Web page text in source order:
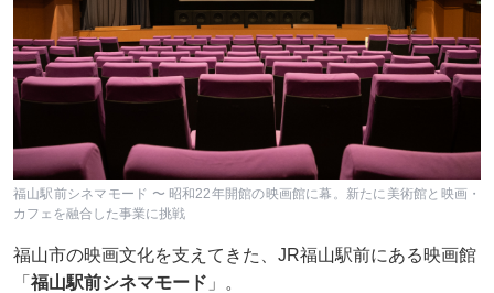
福山駅前シネマモード 〜 昭和22年開館の映画館に幕。新たに美術館と映画・
カフェを融合した事業に挑戦
福山市の映画文化を支えてきた、JR福山駅前にある映画館
「 福山駅前シネマモード 」。